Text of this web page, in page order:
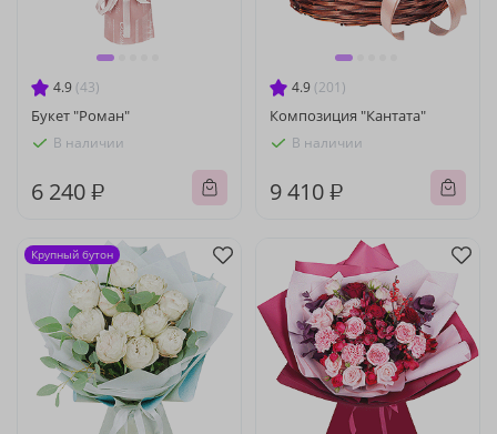
4.9 (43)
Букет "Роман"
В наличии
6 240 ₽
4.9 (201)
Композиция "Кантата"
В наличии
9 410 ₽
Крупный бутон